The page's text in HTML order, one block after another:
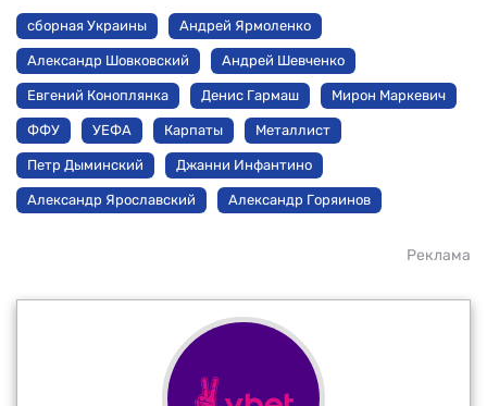
сборная Украины Андрей Ярмоленко
Александр Шовковский Андрей Шевченко
Евгений Коноплянка Денис Гармаш Мирон Маркевич
ФФУ УЕФА Карпаты Металлист
Петр Дыминский Джанни Инфантино
Александр Ярославский Александр Горяинов
Реклама